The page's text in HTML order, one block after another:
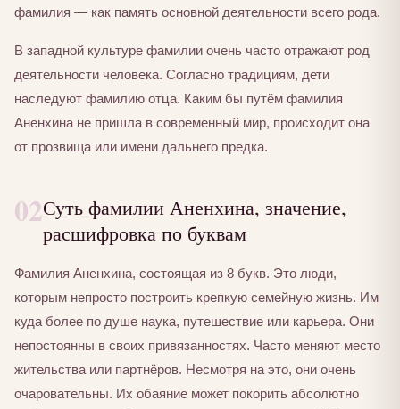
фамилия — как память основной деятельности всего рода.
В западной культуре фамилии очень часто отражают род
деятельности человека. Согласно традициям, дети
наследуют фамилию отца. Каким бы путём фамилия
Аненхина не пришла в современный мир, происходит она
от прозвища или имени дальнего предка.
02Суть фамилии Аненхина, значение,
расшифровка по буквам
Фамилия Аненхина, состоящая из 8 букв. Это люди,
которым непросто построить крепкую семейную жизнь. Им
куда более по душе наука, путешествие или карьера. Они
непостоянны в своих привязанностях. Часто меняют место
жительства или партнёров. Несмотря на это, они очень
очаровательны. Их обаяние может покорить абсолютно